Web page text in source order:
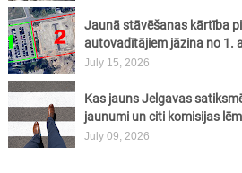
Jaunā stāvēšanas kārtība
autovadītājiem jāzina no 1.
July 15, 2026
Kas jauns Jelgavas
jaunumi un citi komisijas
July 09, 2026